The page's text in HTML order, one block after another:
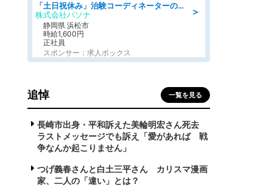
＞
「土日祝休み」治験コーディネーターのお仕事/未経験OK
株式会社パソナ
静岡県 浜松市
時給1,600円
正社員
スポンサー：求人ボックス
追悼 一覧を見る
長崎市出身・平和訴えた美輪明宏さん死去
ラストメッセージでも訴え「愛があれば 戦
争なんか起こりません」
つげ義春さんと白土三平さん カリスマ漫画
家、二人の「違い」とは？